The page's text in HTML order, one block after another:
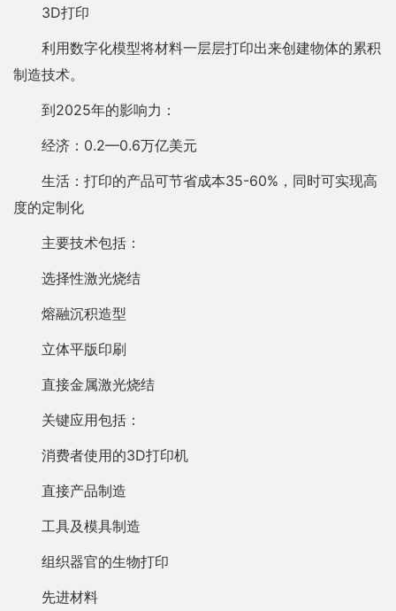
3D打印
利用数字化模型将材料一层层打印出来创建物体的累积
制造技术。
到2025年的影响力：
经济：0.2—0.6万亿美元
生活：打印的产品可节省成本35-60%，同时可实现高
度的定制化
主要技术包括：
选择性激光烧结
熔融沉积造型
立体平版印刷
直接金属激光烧结
关键应用包括：
消费者使用的3D打印机
直接产品制造
工具及模具制造
组织器官的生物打印
先进材料